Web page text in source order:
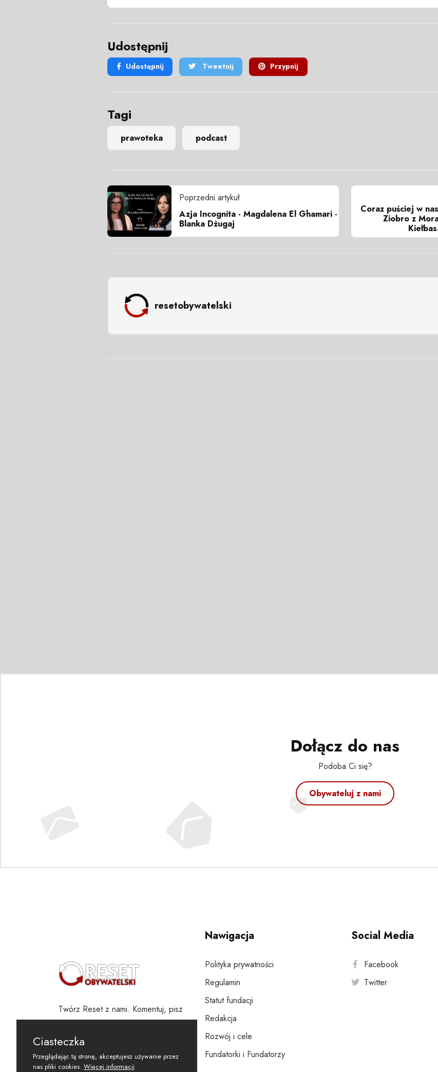
Udostępnij
Udostępnij Tweetnij Przypnij
Tagi
prawoteka podcast
Poprzedni artykuł
Azja Incognita - Magdalena El Ghamari -
Blanka Dżugaj
Coraz puściej w
Ziobro z
resetobywatelski
Dołącz do nas
Podoba Ci się?
Obywateluj z nami
Twórz Reset z nami. Komentuj, pisz
i wspieraj
Nawigacja
Polityka prywatności
Regulamin
Statut fundacji
Redakcja
Rozwój i cele
Fundatorki i Fundatorzy
Social Media
Facebook
Twitter
Ciasteczka
Przeglądając tą stronę, akceptujesz używanie przez
nas pliki cookies. Więcej informacji